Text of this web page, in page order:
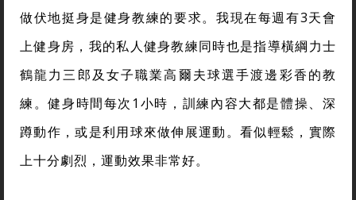
做伏地挺身是健身教練的要求。我現在每週有3天會
上健身房，我的私人健身教練同時也是指導橫綱力士
鶴龍力三郎及女子職業高爾夫球選手渡邊彩香的教
練。健身時間每次1小時，訓練內容大都是體操、深
蹲動作，或是利用球來做伸展運動。看似輕鬆，實際
上十分劇烈，運動效果非常好。